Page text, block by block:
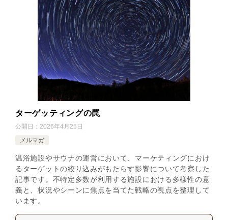
ターゲッティングの罠
公開日： 2026年4月25日
メルマガ
温浴施設やサウナの運営において、マーケティングにおけ
るターゲットの絞り込みがもたらす影響について考察した
記事です。不特定多数が利用する施設における多様性の意
義と、状況やシーンに焦点を当てた戦略の視点を整理して
います。